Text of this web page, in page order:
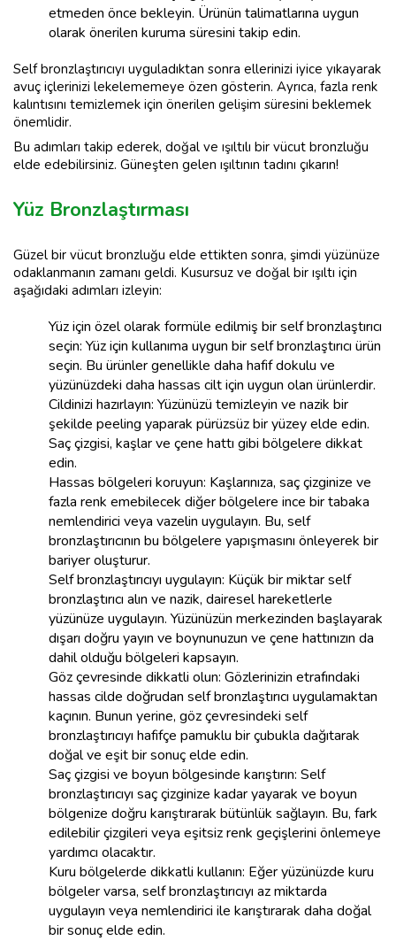
etmeden önce bekleyin. Ürünün talimatlarına uygun
olarak önerilen kuruma süresini takip edin.
Self bronzlaştırıcıyı uyguladıktan sonra ellerinizi iyice yıkayarak
avuç içlerinizi lekelememeye özen gösterin. Ayrıca, fazla renk
kalıntısını temizlemek için önerilen gelişim süresini beklemek
önemlidir.
Bu adımları takip ederek, doğal ve ışıltılı bir vücut bronzluğu
elde edebilirsiniz. Güneşten gelen ışıltının tadını çıkarın!
Yüz Bronzlaştırması
Güzel bir vücut bronzluğu elde ettikten sonra, şimdi yüzünüze
odaklanmanın zamanı geldi. Kusursuz ve doğal bir ışıltı için
aşağıdaki adımları izleyin:
Yüz için özel olarak formüle edilmiş bir self bronzlaştırıcı
seçin: Yüz için kullanıma uygun bir self bronzlaştırıcı ürün
seçin. Bu ürünler genellikle daha hafif dokulu ve
yüzünüzdeki daha hassas cilt için uygun olan ürünlerdir.
Cildinizi hazırlayın: Yüzünüzü temizleyin ve nazik bir
şekilde peeling yaparak pürüzsüz bir yüzey elde edin.
Saç çizgisi, kaşlar ve çene hattı gibi bölgelere dikkat
edin.
Hassas bölgeleri koruyun: Kaşlarınıza, saç çizginize ve
fazla renk emebilecek diğer bölgelere ince bir tabaka
nemlendirici veya vazelin uygulayın. Bu, self
bronzlaştırıcının bu bölgelere yapışmasını önleyerek bir
bariyer oluşturur.
Self bronzlaştırıcıyı uygulayın: Küçük bir miktar self
bronzlaştırıcı alın ve nazik, dairesel hareketlerle
yüzünüze uygulayın. Yüzünüzün merkezinden başlayarak
dışarı doğru yayın ve boynunuzun ve çene hattınızın da
dahil olduğu bölgeleri kapsayın.
Göz çevresinde dikkatli olun: Gözlerinizin etrafındaki
hassas cilde doğrudan self bronzlaştırıcı uygulamaktan
kaçının. Bunun yerine, göz çevresindeki self
bronzlaştırıcıyı hafifçe pamuklu bir çubukla dağıtarak
doğal ve eşit bir sonuç elde edin.
Saç çizgisi ve boyun bölgesinde karıştırın: Self
bronzlaştırıcıyı saç çizginize kadar yayarak ve boyun
bölgenize doğru karıştırarak bütünlük sağlayın. Bu, fark
edilebilir çizgileri veya eşitsiz renk geçişlerini önlemeye
yardımcı olacaktır.
Kuru bölgelerde dikkatli kullanın: Eğer yüzünüzde kuru
bölgeler varsa, self bronzlaştırıcıyı az miktarda
uygulayın veya nemlendirici ile karıştırarak daha doğal
bir sonuç elde edin.